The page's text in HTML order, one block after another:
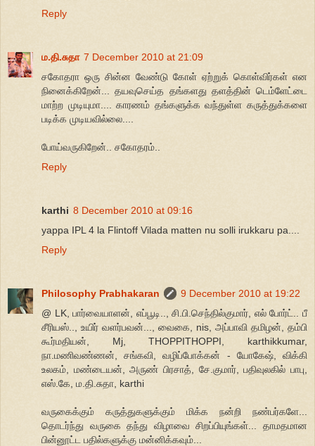
Reply
ம.தி.சுதா 7 December 2010 at 21:09
சகோதரா ஒரு சின்ன வேண்டு கோள் ஏற்றுக் கொள்விர்கள் என
நினைக்கிறேன்... தயவுசெய்த தங்களது தளத்தின் டெம்ளேட்டை
மாற்ற முடியுமா.... காரணம் தங்களுக்க வந்துள்ள கருத்துக்களை
படிக்க முடியவில்லை....
போய்வருகிறேன்.. சகோதரம்..
Reply
karthi 8 December 2010 at 09:16
yappa IPL 4 la Flintoff Vilada matten nu solli irukkaru pa....
Reply
Philosophy Prabhakaran
9 December 2010 at 19:22
@ LK, பார்வையாளன், எப்பூடி.., சி.பி.செந்தில்குமார், எல் போர்ட்.. பீ
சீரியஸ்.., உயிர் வளர்பவன்..., வைகை, nis, அப்பாவி தமிழன், தம்பி
கூர்மதியன், Mj, THOPPITHOPPI, karthikkumar,
நா.மணிவண்ணன், சங்கவி, வழிப்போக்கன் - யோகேஷ், விக்கி
உலகம், மண்டையன், அருண் பிரசாத், சே.குமார், பதிவுலகில் பாபு,
எஸ்.கே, ம.தி.சுதா, karthi
வருகைக்கும் கருத்துகளுக்கும் மிக்க நன்றி நண்பர்களே...
தொடர்ந்து வருகை தந்து விழாவை சிறப்பியுங்கள்... தாமதமான
பின்னூட்ட பதில்களுக்கு மன்னிக்கவும்...